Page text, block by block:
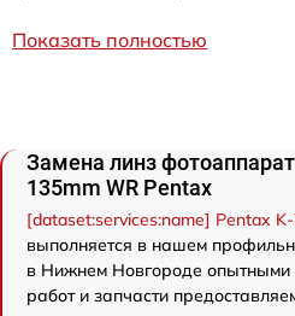
Показать полностью
Замена линз
135mm WR Pentax
[dataset:services:name] Pentax
выполняется в нашем
в Нижнем Новгороде
работ и запчасти